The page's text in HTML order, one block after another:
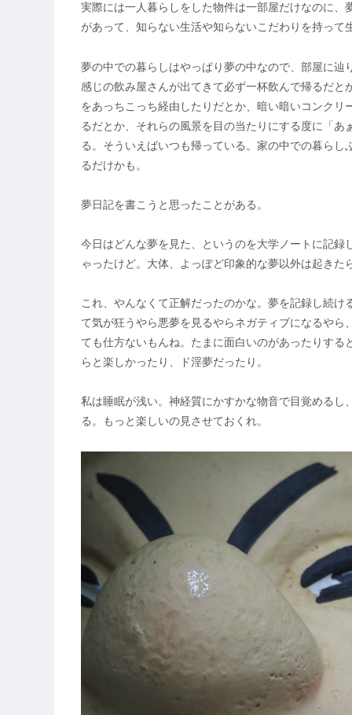
実際には一人暮らしをした物件は一部屋だけなのに
があって、知らない生活や知らないこだわりを持っ
夢の中での暮らしはやっぱり夢の中なので、部屋に
感じの飲み屋さんが出てきて必ず一杯飲んで帰るだ
をあっちこっち経由したりだとか、暗い暗いコンク
るだとか、それらの風景を目の当たりにする度に「
る。そういえばいつも帰っている。家の中での暮ら
るだけかも。
夢日記を書こうと思ったことがある。
今日はどんな夢を見た、というのを大学ノートに記
ゃったけど。大体、よっぽど印象的な夢以外は起きた
これ、やんなくて正解だったのかな。夢を記録し続
て気が狂うやら悪夢を見るやらネガティブになるや
ても仕方ないもんね。たまに面白いのがあったりす
らと楽しかったり、ド淫夢だったり。
私は睡眠が浅い。神経質にかすかな物音で目覚める
る。もっと楽しいの見させておくれ。